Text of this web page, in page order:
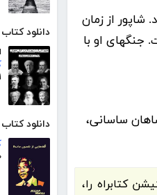
دانلود
دانلود
. شاپور از زمان
بدست گرفت. جنگهای او با
ساسانی،
کتابراه را،